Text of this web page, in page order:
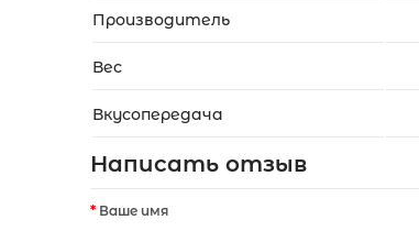
Производитель
Вес
Вкусопередача
Написать отзыв
Ваше имя